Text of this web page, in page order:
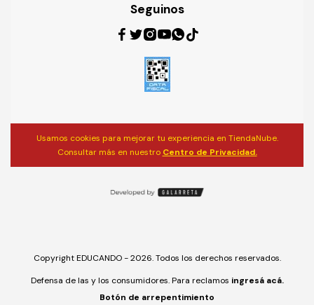
Seguinos
Usamos cookies para mejorar tu experiencia en TiendaNube.
Consultar más en nuestro Centro de Privacidad.
Copyright EDUCANDO - 2026. Todos los derechos reservados.
Defensa de las y los consumidores. Para reclamos ingresá acá.
Botón de arrepentimiento